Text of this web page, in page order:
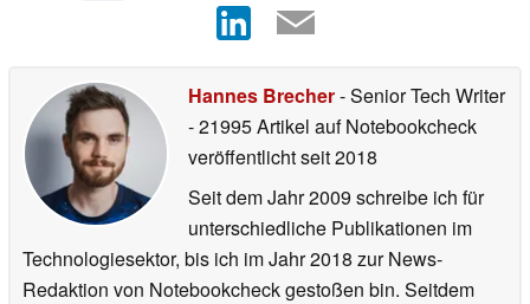
Hannes Brecher- Senior Tech Writer
- 21995 Artikel auf Notebookcheck
veröffentlichtseit 2018
Seit dem Jahr 2009 schreibe ich für
unterschiedliche Publikationen im
Technologiesektor, bis ich im Jahr 2018 zur News-
Redaktion von Notebookcheck gestoßen bin. Seitdem